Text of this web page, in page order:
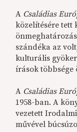
A Családias
közelítésére tett
szándéka az
kulturális
írások többsége
A Családias
1958-ban. A
vezetett
művével